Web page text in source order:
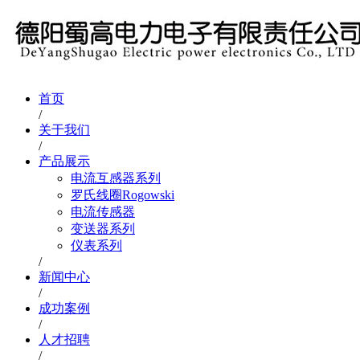
首页
/
关于我们
/
产品展示
电流互感器系列
罗氏线圈Rogowski
电流传感器
变送器系列
仪表系列
/
新闻中心
/
成功案例
/
人才招聘
/